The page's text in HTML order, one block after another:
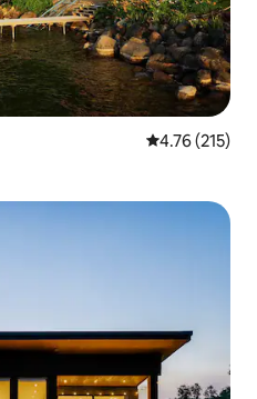
平均评分 4.76
4.76 (215)